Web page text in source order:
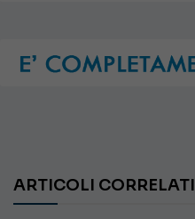
ARTICOLI CORRELATI